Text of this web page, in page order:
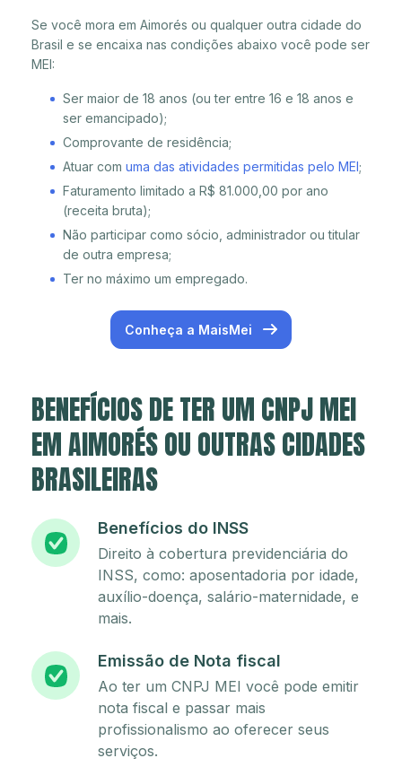
Se você mora em Aimorés ou qualquer outra cidade do
Brasil e se encaixa nas condições abaixo você pode ser
MEI:
Ser maior de 18 anos (ou ter entre 16 e 18 anos e
ser emancipado);
Comprovante de residência;
Atuar com uma das atividades permitidas pelo MEI;
Faturamento limitado a R$ 81.000,00 por ano
(receita bruta);
Não participar como sócio, administrador ou titular
de outra empresa;
Ter no máximo um empregado.
Conheça a MaisMei
BENEFÍCIOS DE TER UM CNPJ MEI
EM AIMORÉS OU OUTRAS CIDADES
BRASILEIRAS
Benefícios do INSS
Direito à cobertura previdenciária do
INSS, como: aposentadoria por idade,
auxílio-doença, salário-maternidade, e
mais.
Emissão de Nota fiscal
Ao ter um CNPJ MEI você pode emitir
nota fiscal e passar mais
profissionalismo ao oferecer seus
serviços.